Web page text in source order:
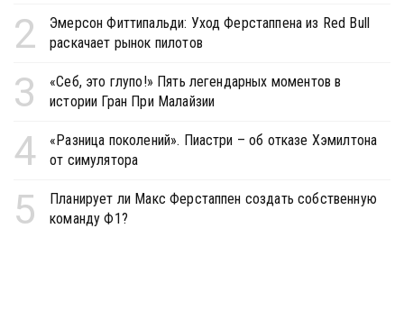
2
Эмерсон Фиттипальди: Уход Ферстаппена из Red Bull
раскачает рынок пилотов
3
«Себ, это глупо!» Пять легендарных моментов в
истории Гран При Малайзии
4
«Разница поколений». Пиастри – об отказе Хэмилтона
от симулятора
5
Планирует ли Макс Ферстаппен создать собственную
команду Ф1?